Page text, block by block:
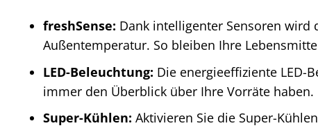
freshSense: Dank intelligenter Sensoren
Außentemperatur. So bleiben Ihre
LED-Beleuchtung: Die energieeffiziente LED-
immer den Überblick über Ihre Vorräte haben.
Super-Kühlen: Aktivieren Sie die Super-